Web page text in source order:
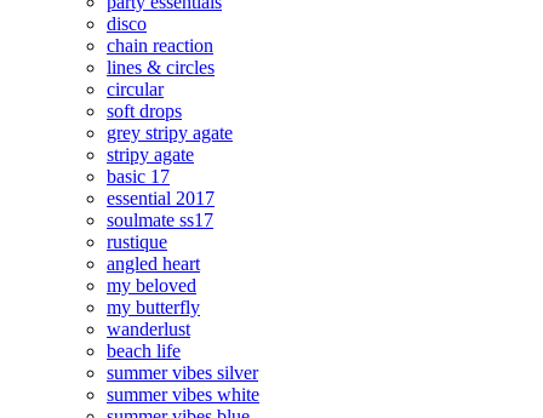
disco
chain reaction
lines & circles
circular
soft drops
grey stripy agate
stripy agate
basic 17
essential 2017
soulmate ss17
rustique
angled heart
my beloved
my butterfly
wanderlust
beach life
summer vibes silver
summer vibes white